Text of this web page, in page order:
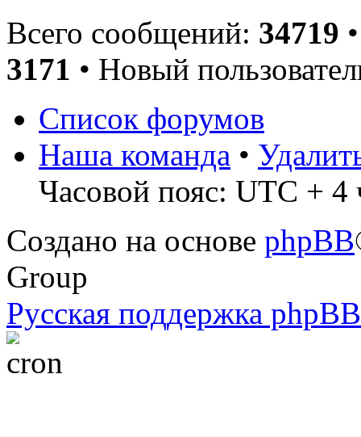
Всего сообщений: 34719
3171 • Новый
Список форумов
Наша команда •
Часовой пояс: UTC + 4
Создано на основе phpBB
Group
Русская поддержка phpBB